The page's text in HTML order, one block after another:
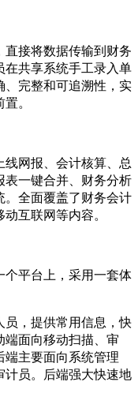
接将数据传输到财务
在共享系统手工录入单
、完整和可追溯性，实
。
网报、会计核算、总
表一键合并、财务分析
。全面覆盖了财务会计
互联网等内容。
个平台上，采用一套体
员，提供常用信息，快
面向移动扫描、审
主要面向系统管理
计员。后端强大快速地